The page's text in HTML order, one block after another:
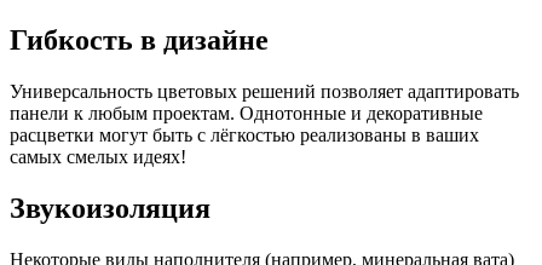
Гибкость в дизайне
Универсальность цветовых решений позволяет адаптировать
панели к любым проектам. Однотонные и декоративные
расцветки могут быть с лёгкостью реализованы в ваших
самых смелых идеях!
Звукоизоляция
Некоторые виды наполнителя (например, минеральная вата)